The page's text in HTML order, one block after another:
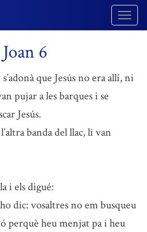
6
que Jesús no era allí, ni
pujar a les barques i se
Jesús.
banda del llac, li van
i els digué:
dic: vosaltres no em busqueu
perquè heu menjat pa i heu